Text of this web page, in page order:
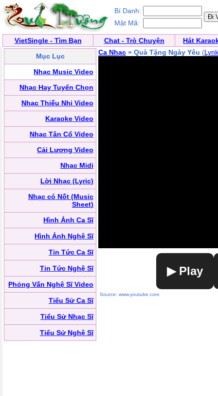
Bí Danh:
Mật Mã:
VietSingle - Tìm Bạn Chat - Trò Chuyện
Hát
Mục Lục
Nhạc Music Video
Nhạc Hay Tuyển Chọn
Nhạc Thiếu Nhi Video
Karaoke Video
Nhạc Tân Cổ Video
Cải Lương Video
Nhạc Midi
Lời Nhạc (Lyric)
Nhạc có Nốt (Music
Sheet)
Hình Ảnh Ca Sĩ
Hình Ảnh Nghệ Sĩ
Tin Tức Ca Sĩ
Tin Tức Nghệ Sĩ
Phỏng Vấn Nghệ Sĩ Video
Tiểu Sử Ca Sĩ
Tiểu Sử Nhạc Sĩ
Tiểu Sử Nghệ Sĩ
Ca Nhạc » Quà Tặng Ngày Yêu (
▶ Play
Source: www.youtube.com